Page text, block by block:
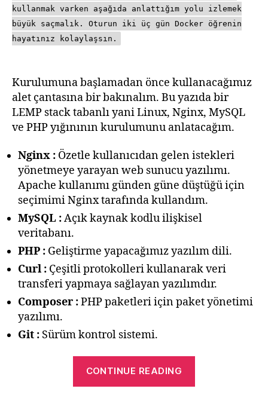
kullanmak varken aşağıda anlattığım yolu izlemek
büyük saçmalık. Oturun iki üç gün Docker öğrenin
hayatınız kolaylaşsın.
Kurulumuna başlamadan önce kullanacağımız
alet çantasına bir bakınalım. Bu yazıda bir
LEMP stack tabanlı yani Linux, Nginx, MySQL
ve PHP yığınının kurulumunu anlatacağım.
Nginx : Özetle kullanıcıdan gelen istekleri
yönetmeye yarayan web sunucu yazılımı.
Apache kullanımı günden güne düştüğü için
seçimimi Nginx tarafında kullandım.
MySQL :Açık kaynak kodlu ilişkisel
veritabanı.
PHP : Geliştirme yapacağımız yazılım dili.
Curl : Çeşitli protokolleri kullanarak veri
transferi yapmaya sağlayan yazılımdır.
Composer :PHP paketleri için paket yönetimi
yazılımı.
Git : Sürüm kontrol sistemi.
CONTINUE READING